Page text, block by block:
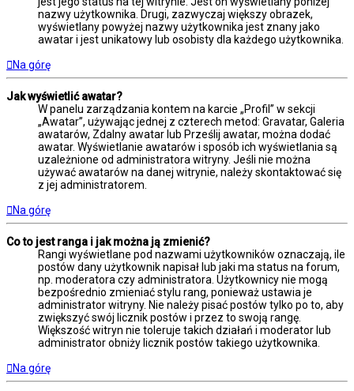
nazwy użytkownika. Drugi, zazwyczaj większy obrazek,
wyświetlany powyżej nazwy użytkownika jest znany jako
awatar i jest unikatowy lub osobisty dla każdego użytkownika.
Na górę
Jak wyświetlić awatar?
W panelu zarządzania kontem na karcie „Profil” w sekcji
„Awatar”, używając jednej z czterech metod: Gravatar, Galeria
awatarów, Zdalny awatar lub Prześlij awatar, można dodać
awatar. Wyświetlanie awatarów i sposób ich wyświetlania są
uzależnione od administratora witryny. Jeśli nie można
używać awatarów na danej witrynie, należy skontaktować się
z jej administratorem.
Na górę
Co to jest ranga i jak można ją zmienić?
Rangi wyświetlane pod nazwami użytkowników oznaczają, ile
postów dany użytkownik napisał lub jaki ma status na forum,
np. moderatora czy administratora. Użytkownicy nie mogą
bezpośrednio zmieniać stylu rang, ponieważ ustawia je
administrator witryny. Nie należy pisać postów tylko po to, aby
zwiększyć swój licznik postów i przez to swoją rangę.
Większość witryn nie toleruje takich działań i moderator lub
administrator obniży licznik postów takiego użytkownika.
Na górę